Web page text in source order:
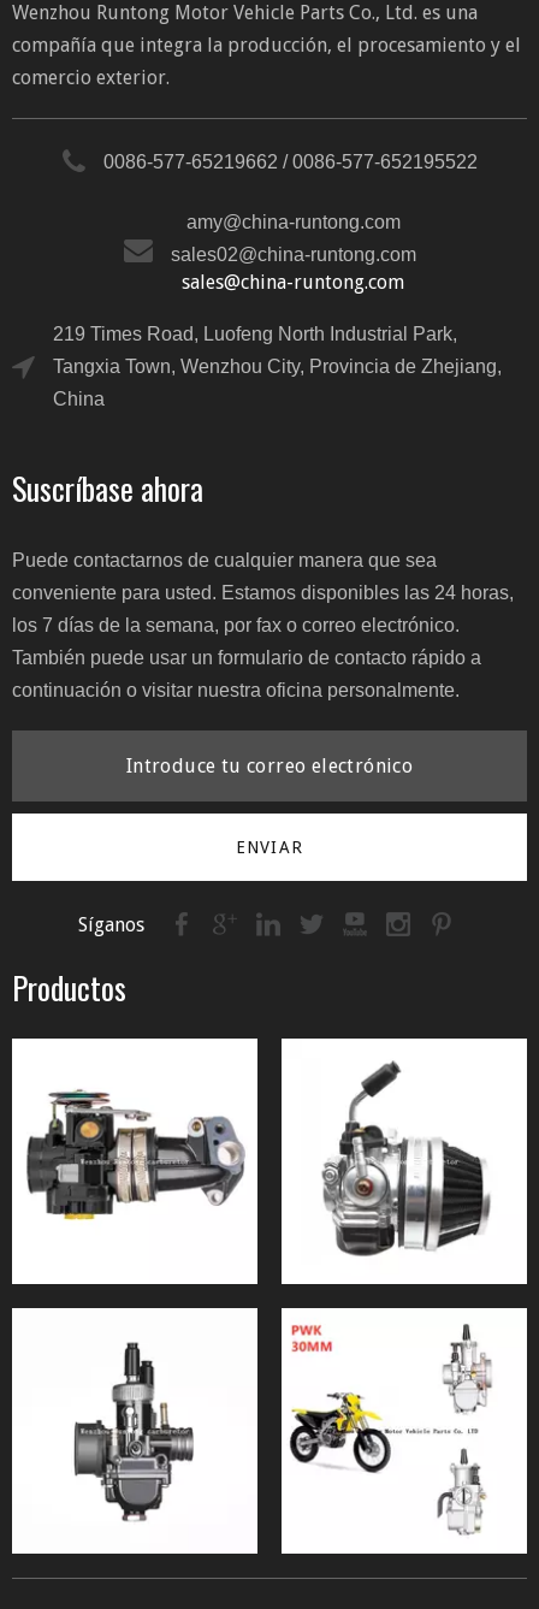
Wenzhou Runtong Motor Vehicle Parts Co., Ltd. es una
compañía que integra la producción, el procesamiento y el
comercio exterior.
0086-577-65219662 / 0086-577-652195522
amy@china-runtong.com
sales02@china-runtong.com
sales@china-runtong.com
219 Times Road, Luofeng North Industrial Park,
Tangxia Town, Wenzhou City, Provincia de Zhejiang,
China
Suscríbase ahora
Puede contactarnos de cualquier manera que sea
conveniente para usted. Estamos disponibles las 24 horas,
los 7 días de la semana, por fax o correo electrónico.
También puede usar un formulario de contacto rápido a
continuación o visitar nuestra oficina personalmente.
ENVIAR
Síganos
Productos